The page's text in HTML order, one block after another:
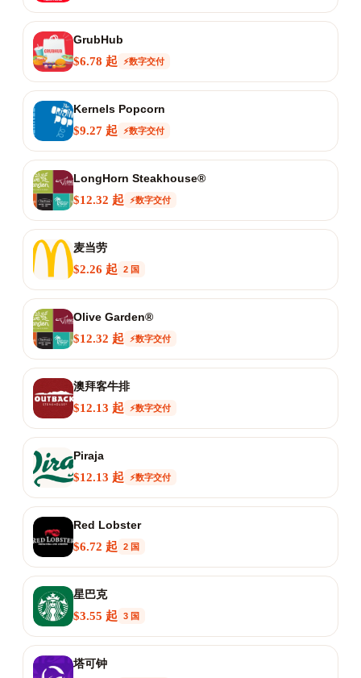
GrubHub
$6.78 起
⚡数字交付
Kernels Popcorn
$9.27 起
⚡数字交付
LongHorn Steakhouse®
$12.32 起
⚡数字交付
麦当劳
$2.26 起
2 国
Olive Garden®
$12.32 起
⚡数字交付
澳拜客牛排
$12.13 起
⚡数字交付
Piraja
$12.13 起
⚡数字交付
Red Lobster
$6.72 起
2 国
星巴克
$3.55 起
3 国
塔可钟